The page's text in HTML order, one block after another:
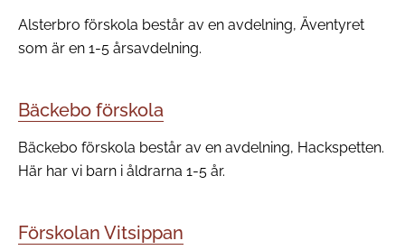
Alsterbro förskola består av en avdelning, Äventyret
som är en 1-5 årsavdelning.
Bäckebo förskola
Bäckebo förskola består av en avdelning, Hackspetten.
Här har vi barn i åldrarna 1-5 år.
Förskolan Vitsippan